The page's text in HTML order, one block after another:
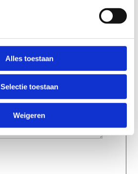
Alles toestaan
Selectie toestaan
Weigeren